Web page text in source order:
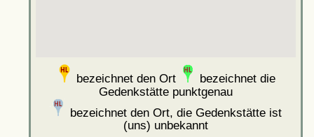
bezeichnet den Ort
bezeichnet die
Gedenkstätte punktgenau
bezeichnet den Ort, die Gedenkstätte ist
(uns) unbekannt